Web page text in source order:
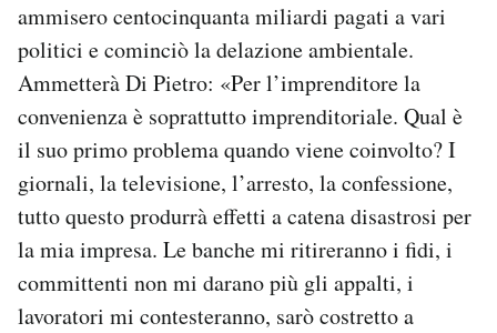
ammisero centocinquanta miliardi pagati a vari
politici e cominciò la delazione ambientale.
Ammetterà Di Pietro: «Per l’imprenditore la
convenienza è soprattutto imprenditoriale. Qual è
il suo primo problema quando viene coinvolto? I
giornali, la televisione, l’arresto, la confessione,
tutto questo produrrà effetti a catena disastrosi per
la mia impresa. Le banche mi ritireranno i fidi, i
committenti non mi darano più gli appalti, i
lavoratori mi contesteranno, sarò costretto a